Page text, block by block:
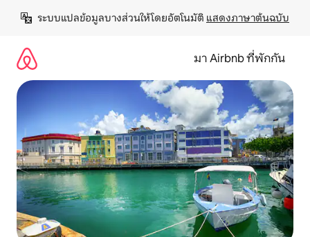
เนื้อหา
ระบบแปลข้อมูลบางส่วนให้โดยอัตโนมัติ แสดงภาษาต้นฉบับ
มา Airbnb ที่พักกัน